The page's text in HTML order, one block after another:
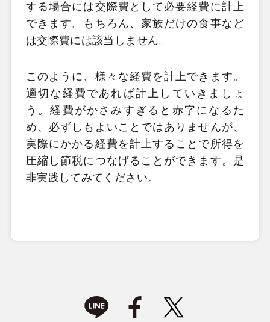
する場合には交際費として必要経費に計上
できます。もちろん、家族だけの食事など
は交際費には該当しません。
このように、様々な経費を計上できます。
適切な経費であれば計上していきましょ
う。経費がかさみすぎると赤字になるた
め、必ずしもよいことではありませんが、
実際にかかる経費を計上することで所得を
圧縮し節税につなげることができます。是
非実践してみてください。